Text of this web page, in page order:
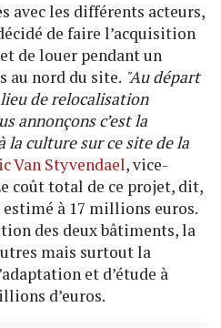
avec les différents acteurs,
de faire l’acquisition
de louer pendant un
au nord du site. "Au départ
de relocalisation
annonçons c’est la
la culture sur ce site de la
Van Styvendael, vice-
coût total de ce projet, dit,
estimé à 17 millions euros.
des deux bâtiments, la
mais surtout la
et d’étude à
d’euros.